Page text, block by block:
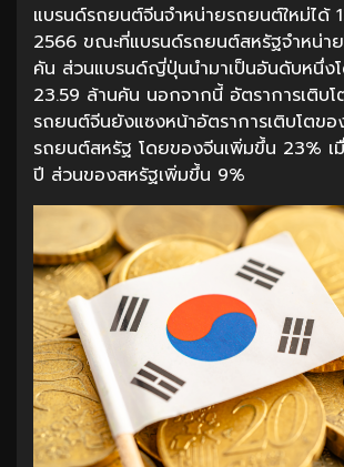
แบรนด์รถยนต์จีนจำหน่ายรถยนต์ใหม่ได้
2566 ขณะที่แบรนด์รถยนต์สหรัฐจำหน่าย
คัน ส่วนแบรนด์ญี่ปุ่นนำมาเป็นอันดับหนึ่ง
23.59 ล้านคัน นอกจากนี้ อัตราการเติบ
รถยนต์จีนยังแซงหน้าอัตราการเติบโตข
รถยนต์สหรัฐ โดยของจีนเพิ่มขึ้น 23% เ
ปี ส่วนของสหรัฐเพิ่มขึ้น 9%